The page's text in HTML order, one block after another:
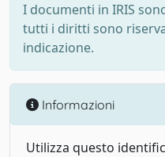
I documenti in IRIS
tutti i diritti sono
indicazione.
Informazioni
Utilizza questo